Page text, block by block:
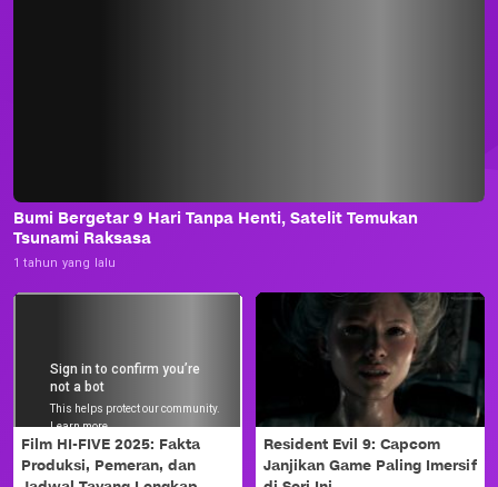
Bumi Bergetar 9 Hari Tanpa Henti, Satelit Temukan
Tsunami Raksasa
1 tahun yang lalu
Film HI-FIVE 2025: Fakta
Produksi, Pemeran, dan
Resident Evil 9: Capcom
Janjikan Game Paling Imersif